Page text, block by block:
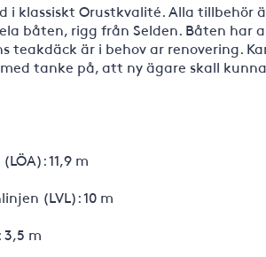
i klassiskt Orustkvalité. Alla tillbehör
båten, rigg från Selden. Båten har
teakdäck är i behov ar renovering.
tanke på, att ny ägare skall
11,9 m
(LVL): 10 m
m